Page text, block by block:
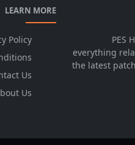
PES
everything
the latest
LEARN MORE
Policy
Us
Us